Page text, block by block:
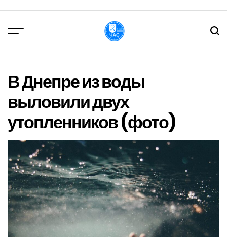
вмісту
В Днепре из воды
выловили двух
утопленников (фото)